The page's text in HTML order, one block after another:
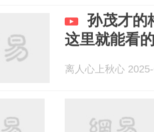
孙茂才的
这里就能看
离人心上秋心